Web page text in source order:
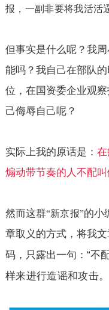
报，一副非要将我活活
但事实是什么呢？我
能吗？我自己在部队
位，在国资委企业观
己侮辱自己呢？
实际上我的原话是： 在
煽动带节奏的人不配
然而这群“新京报”的小
章取义的方式，将我
码，只露出一句： “不
样来进行造谣和攻击。